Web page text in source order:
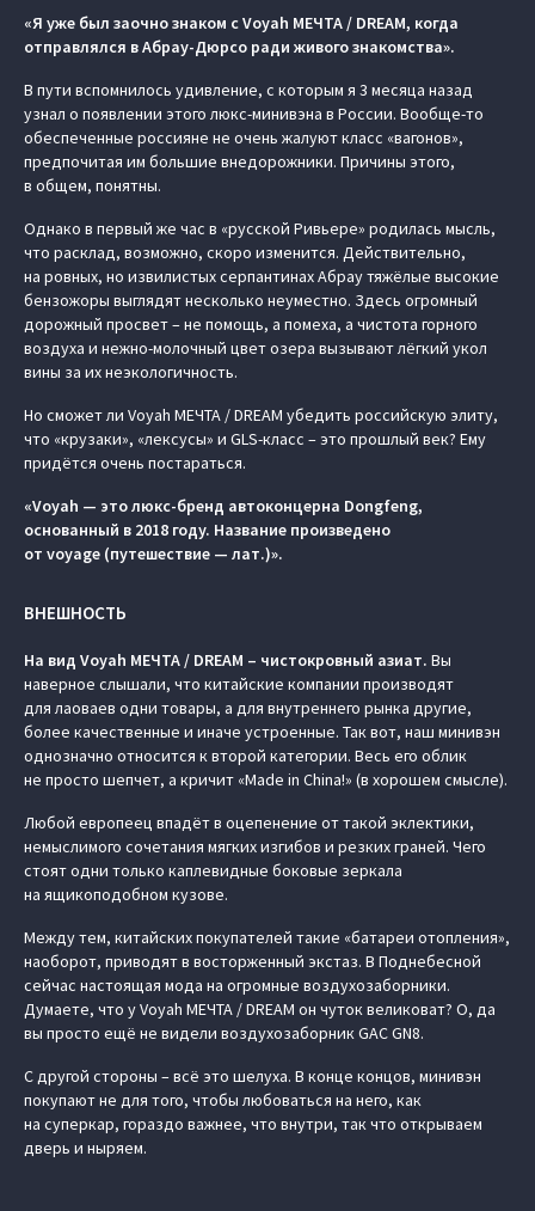
«Я уже был заочно знаком с Voyah МЕЧТА / DREAM, когда
отправлялся в Абрау-Дюрсо ради живого знакомства».
В пути вспомнилось удивление, с которым я 3 месяца назад
узнал о появлении этого люкс-минивэна в России. Вообще-то
обеспеченные россияне не очень жалуют класс «вагонов»,
предпочитая им большие внедорожники. Причины этого,
в общем, понятны.
Однако в первый же час в «русской Ривьере» родилась мысль,
что расклад, возможно, скоро изменится. Действительно,
на ровных, но извилистых серпантинах Абрау тяжёлые высокие
бензожоры выглядят несколько неуместно. Здесь огромный
дорожный просвет – не помощь, а помеха, а чистота горного
воздуха и нежно-молочный цвет озера вызывают лёгкий укол
вины за их неэкологичность.
Но сможет ли Voyah МЕЧТА / DREAM убедить российскую элиту,
что «крузаки», «лексусы» и GLS-класс – это прошлый век? Ему
придётся очень постараться.
«Voyah — это люкс-бренд автоконцерна Dongfeng,
основанный в 2018 году. Название произведено
от voyage (путешествие — лат.)».
ВНЕШНОСТЬ
На вид Voyah МЕЧТА / DREAM – чистокровный азиат. Вы
наверное слышали, что китайские компании производят
для лаоваев одни товары, а для внутреннего рынка другие,
более качественные и иначе устроенные. Так вот, наш минивэн
однозначно относится к второй категории. Весь его облик
не просто шепчет, а кричит «Made in China!» (в хорошем смысле).
Любой европеец впадёт в оцепенение от такой эклектики,
немыслимого сочетания мягких изгибов и резких граней. Чего
стоят одни только каплевидные боковые зеркала
на ящикоподобном кузове.
Между тем, китайских покупателей такие «батареи отопления»,
наоборот, приводят в восторженный экстаз. В Поднебесной
сейчас настоящая мода на огромные воздухозаборники.
Думаете, что у Voyah МЕЧТА / DREAM он чуток великоват? О, да
вы просто ещё не видели воздухозаборник GAC GN8.
С другой стороны – всё это шелуха. В конце концов, минивэн
покупают не для того, чтобы любоваться на него, как
на суперкар, гораздо важнее, что внутри, так что открываем
дверь и ныряем.